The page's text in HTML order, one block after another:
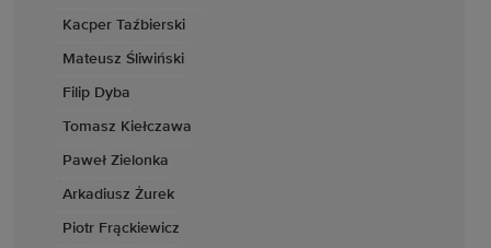
Kacper Taźbierski
Mateusz Śliwiński
Filip Dyba
Tomasz Kiełczawa
Paweł Zielonka
Arkadiusz Żurek
Piotr Frąckiewicz